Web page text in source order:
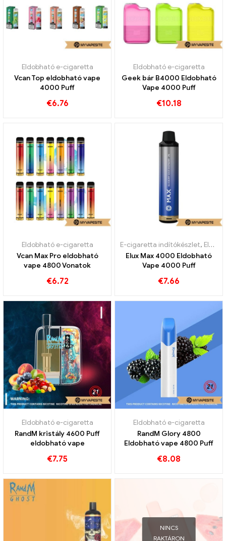
Eldobható e-cigaretta
Vcan Top eldobható vape
4000 Puff
€6.76
Eldobható e-cigaretta
Geek bár B4000 Eldobható
Vape 4000 Puff
€10.18
Eldobható e-cigaretta
Vcan Max Pro eldobható
vape 4800 Vonatok
€6.72
E-cigaretta indítókészlet, Eldobható e-cigaretta
Elux Max 4000 Eldobható
Vape 4000 Puff
€7.66
Eldobható e-cigaretta
RandM kristály 4600 Puff
eldobható vape
€7.75
Eldobható e-cigaretta
RandM Glory 4800
Eldobható vape 4800 Puff
€8.08
NINCS
RAKTÁRON